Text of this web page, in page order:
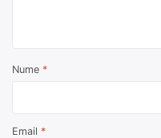
Nume *
Email *